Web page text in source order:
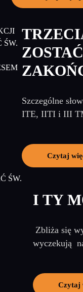
Szczególne
ITE, IITI i III
Czytaj
I TY
Zbliża się
wyczekują
Czytaj